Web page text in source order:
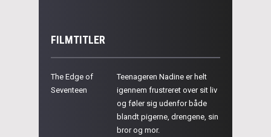
FILMTITLER
The Edge of
Seventeen
Teenageren Nadine er helt
igennem frustreret over sit liv
og føler sig udenfor både
blandt pigerne, drengene, sin
bror og mor.